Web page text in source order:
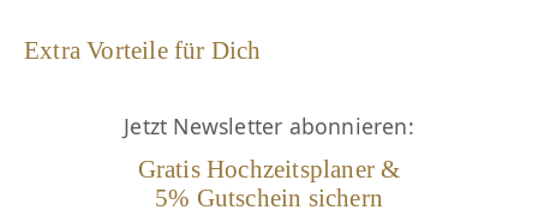
Extra Vorteile für Dich
Jetzt Newsletter abonnieren:
Gratis Hochzeitsplaner &
5% Gutschein sichern